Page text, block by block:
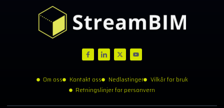
Om oss Kontakt oss Nedlastinger
Vilkår for bruk
Retningslinjer for personvern